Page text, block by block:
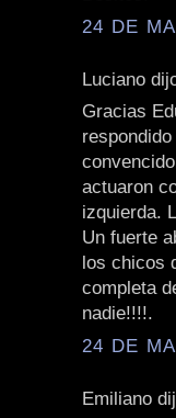
24 DE
Luciano
Gracias
actuaron
izquierda.
Un fuerte
los chicos
completa
nadie!!!!.
24 DE
Emiliano